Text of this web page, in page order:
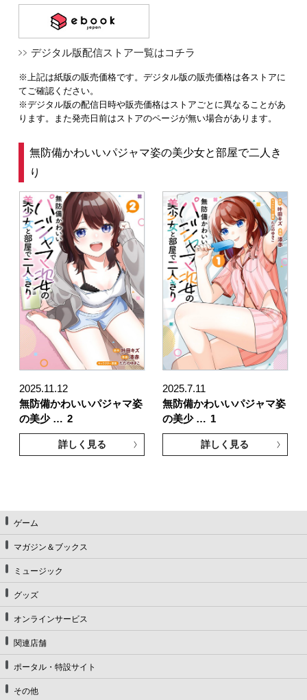
デジタル版配信ストア一覧はコチラ
※上記は紙版の販売価格です。デジタル版の販売価格は各ストアに
てご確認ください。
※デジタル版の配信日時や販売価格はストアごとに異なることがあ
ります。また発売日前はストアのページが無い場合があります。
無防備かわいいパジャマ姿の美少女と部屋で二人き
り
2025.11.12
無防備かわいいパジャマ姿
の美少 … 2
詳しく見る
2025.7.11
無防備かわいいパジャマ姿
の美少 … 1
詳しく見る
ゲーム
マガジン＆ブックス
ミュージック
グッズ
オンラインサービス
関連店舗
ポータル・特設サイト
その他